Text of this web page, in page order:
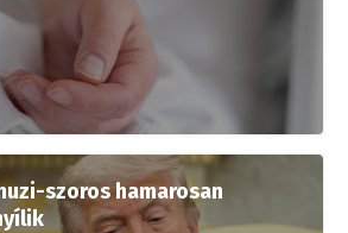
szoros hamarosan